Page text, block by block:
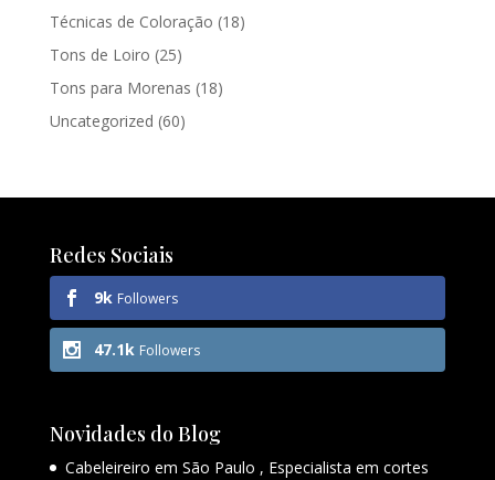
Técnicas de Coloração (18)
Tons de Loiro (25)
Tons para Morenas (18)
Uncategorized (60)
Redes Sociais
9k Followers
47.1k Followers
Novidades do Blog
Cabeleireiro em São Paulo , Especialista em cortes